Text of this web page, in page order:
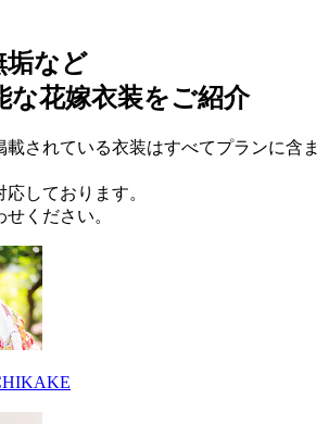
垢など
な花嫁衣装をご紹介
載されている衣装はすべてプランに含ま
しております。
ください。